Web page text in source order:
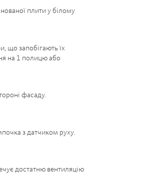
плити у білому
що запобігають їх
на 1 полицю або
фасаду.
з датчиком руху.
достатню вентиляцію